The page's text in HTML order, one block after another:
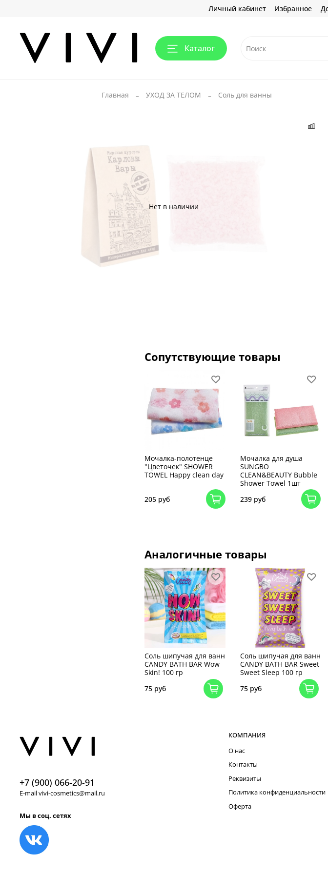
Личный кабинет Избранное
Каталог
Главная УХОД ЗА ТЕЛОМ Соль для ванны
Нет в наличии
Сопутствующие товары
Мочалка-полотенце
"Цветочек" SHOWER
TOWEL Happy clean day
205 руб
Мочалка для душа
SUNGBO
CLEAN&BEAUTY Bubble
Shower Towel 1шт
239 руб
Аналогичные товары
Соль шипучая для ванн
CANDY BATH BAR Wow
Skin! 100 гр
75 руб
Соль шипучая для ванн
CANDY BATH BAR Sweet
Sweet Sleep 100 гр
75 руб
КОМПАНИЯ
О нас
Контакты
Реквизиты
Политика конфиденциальности
Оферта
+7 (900) 066-20-91
E-mail vivi-cosmetics@mail.ru
Мы в соц. сетях